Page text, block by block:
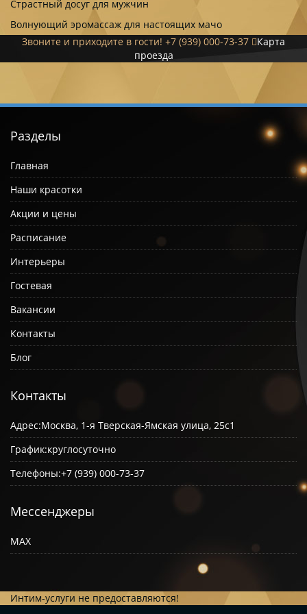
Страстный досуг для мужчин
Волнующий эромассаж для настоящих мачо
Звоните и приходите в гости! +7 (939) 000-73-37
Карта
проезда
Разделы
Главная
Наши красотки
Акции и цены
Расписание
Интерьеры
Гостевая
Вакансии
Контакты
Блог
Контакты
Адрес:Москва, 1-я Тверская-Ямская улица, 25с1
График:круглосуточно
Телефоны:+7 (939) 000-73-37
Мессенджеры
MAX
Интим-услуги не предоставляются!